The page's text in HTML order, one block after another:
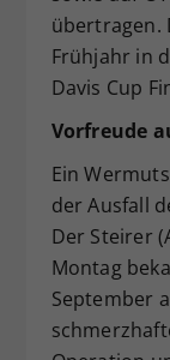
übertragen.
Frühjahr in
Davis Cup
Vorfreude
Ein
der Ausfall
Der Steirer
Montag
September